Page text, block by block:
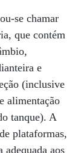
se chamar
que contém
e
(inclusive
alimentação
tanque). A
plataformas,
adequada aos